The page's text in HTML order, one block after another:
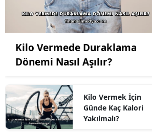
Kilo Vermede Duraklama
Dönemi Nasıl Aşılır?
Kilo Vermek İçin
Günde Kaç Kalori
Yakılmalı?